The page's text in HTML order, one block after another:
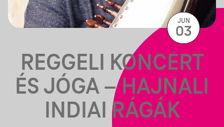
REGGELI KONCERT
ÉS JÓGA – HAJNALI
INDIAI RÁGÁK
JUN
03